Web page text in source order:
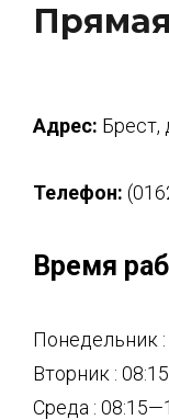
Адрес: Брест,
Телефон:
Время
Понедельник
Вторник :
Среда :